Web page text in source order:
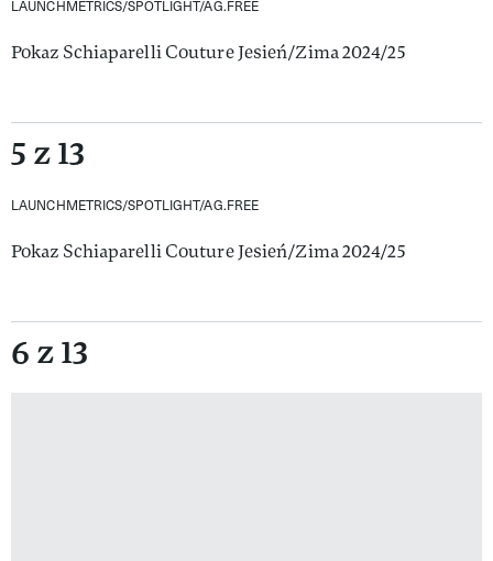
LAUNCHMETRICS/SPOTLIGHT/AG.FREE
Pokaz Schiaparelli Couture Jesień/Zima 2024/25
5 z 13
LAUNCHMETRICS/SPOTLIGHT/AG.FREE
Pokaz Schiaparelli Couture Jesień/Zima 2024/25
6 z 13